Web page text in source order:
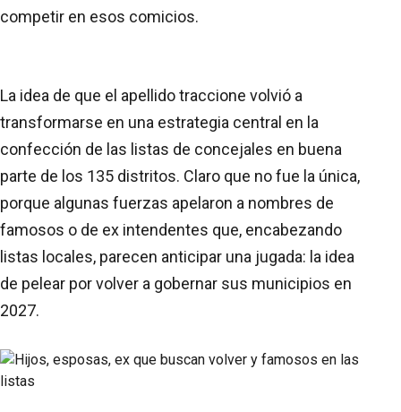
competir en esos comicios.
La idea de que el apellido traccione volvió a
transformarse en una estrategia central en la
confección de las listas de concejales en buena
parte de los 135 distritos. Claro que no fue la única,
porque algunas fuerzas apelaron a nombres de
famosos o de ex intendentes que, encabezando
listas locales, parecen anticipar una jugada: la idea
de pelear por volver a gobernar sus municipios en
2027.